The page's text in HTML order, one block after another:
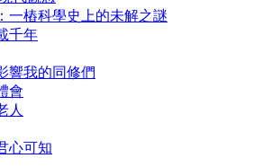
一樁科學史上的未解之謎
千年
響我的同修們
會
人
心可知